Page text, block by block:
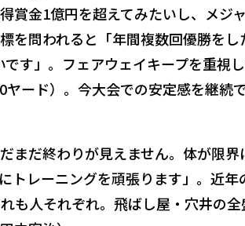
賞金1億円を超えてみたいし、メジ
を問われると「年間複数回優勝をし
す」。フェアウェイキープを重視
ード）。今大会での安定感を継続
まだ終わりが見えません。体が限界
トレーニングを頑張ります」。近年
も人それぞれ。飛ばし屋・穴井の